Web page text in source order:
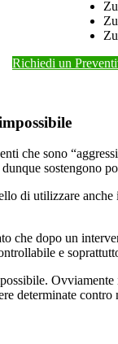
Richiedi un
che sono
sostengono
di utilizzare
che dopo un
e
determinate